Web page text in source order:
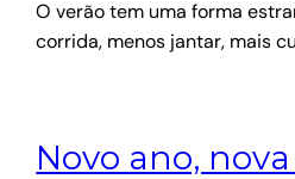
O verão tem uma forma
corrida, menos jantar, mais
Novo ano,